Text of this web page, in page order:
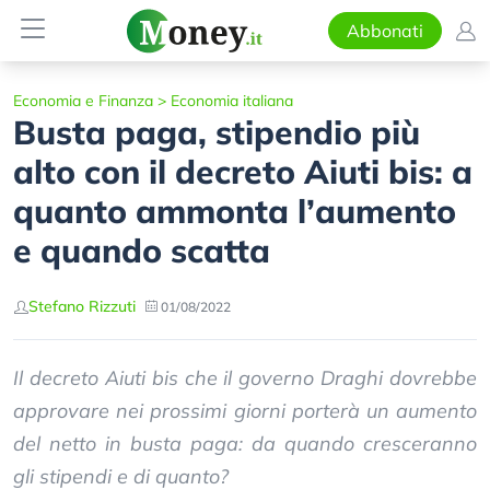
Abbonati
Economia e Finanza > Economia italiana
Busta paga, stipendio più
alto con il decreto Aiuti bis: a
quanto ammonta l’aumento
e quando scatta
Stefano Rizzuti 01/08/2022
Il decreto Aiuti bis che il governo Draghi dovrebbe
approvare nei prossimi giorni porterà un aumento
del netto in busta paga: da quando cresceranno
gli stipendi e di quanto?